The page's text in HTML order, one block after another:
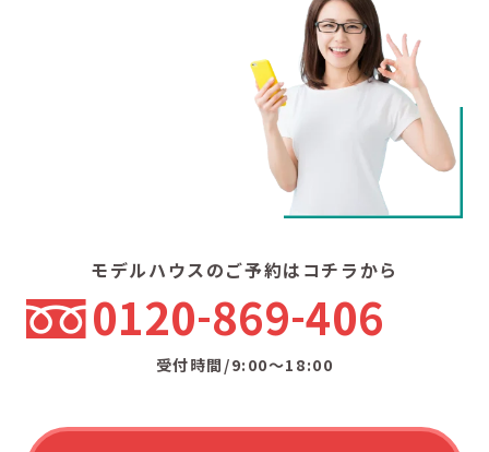
モデルハウスのご予約はコチラから
0120 869 406
受付時間/9:00〜18:00